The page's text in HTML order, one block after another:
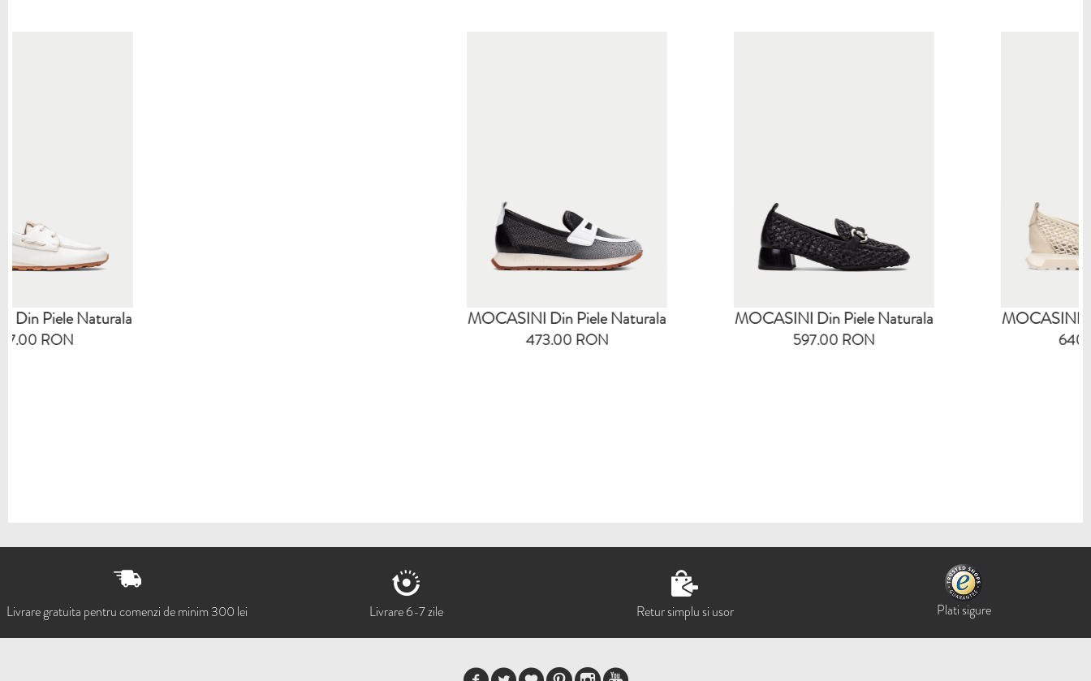
MOCASINI Din Piele Naturala MOCASINI Din Piele Naturala MOCASINI Din Piele Naturala
Livrare gratuita pentru comenzi de minim 300 lei Livrare 6-7 zile Retur simplu si usor Plati sigure